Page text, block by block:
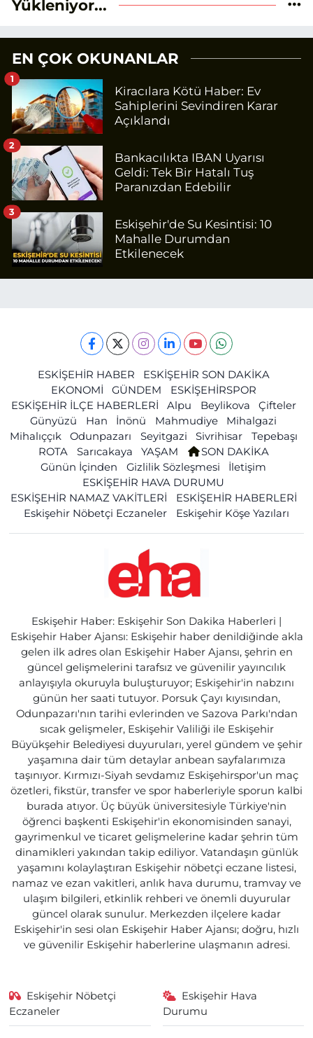
Yükleniyor...
EN ÇOK OKUNANLAR
Kiracılara Kötü Haber: Ev
Sahiplerini Sevindiren Karar
Açıklandı
1
Bankacılıkta IBAN Uyarısı
Geldi: Tek Bir Hatalı Tuş
Paranızdan Edebilir
2
Eskişehir'de Su Kesintisi: 10
Mahalle Durumdan
Etkilenecek
3
ESKİŞEHİR HABER
ESKİŞEHİR SON DAKİKA
EKONOMİ
GÜNDEM
ESKİŞEHİRSPOR
ESKİŞEHİR İLÇE HABERLERİ
Alpu Beylikova
Çifteler
Günyüzü
Han İnönü Mahmudiye
Mihalgazi
Mihalıççık
Odunpazarı Seyitgazi Sivrihisar
Tepebaşı
ROTA
Sarıcakaya YAŞAM
SON DAKİKA
Günün İçinden
Gizlilik Sözleşmesi
İletişim
ESKİŞEHİR HAVA DURUMU
ESKİŞEHİR NAMAZ VAKİTLERİ
ESKİŞEHİR HABERLERİ
Eskişehir Nöbetçi Eczaneler
Eskişehir Köşe Yazıları
Eskişehir Haber: Eskişehir Son Dakika Haberleri |
Eskişehir Haber Ajansı: Eskişehir haber denildiğinde akla
gelen ilk adres olan Eskişehir Haber Ajansı, şehrin en
güncel gelişmelerini tarafsız ve güvenilir yayıncılık
anlayışıyla okuruyla buluşturuyor; Eskişehir'in nabzını
günün her saati tutuyor. Porsuk Çayı kıyısından,
Odunpazarı'nın tarihi evlerinden ve Sazova Parkı'ndan
sıcak gelişmeler, Eskişehir Valiliği ile Eskişehir
Büyükşehir Belediyesi duyuruları, yerel gündem ve şehir
yaşamına dair tüm detaylar anbean sayfalarımıza
taşınıyor. Kırmızı-Siyah sevdamız Eskişehirspor'un maç
özetleri, fikstür, transfer ve spor haberleriyle sporun kalbi
burada atıyor. Üç büyük üniversitesiyle Türkiye'nin
öğrenci başkenti Eskişehir'in ekonomisinden sanayi,
gayrimenkul ve ticaret gelişmelerine kadar şehrin tüm
dinamikleri yakından takip ediliyor. Vatandaşın günlük
yaşamını kolaylaştıran Eskişehir nöbetçi eczane listesi,
namaz ve ezan vakitleri, anlık hava durumu, tramvay ve
ulaşım bilgileri, etkinlik rehberi ve önemli duyurular
güncel olarak sunulur. Merkezden ilçelere kadar
Eskişehir'in sesi olan Eskişehir Haber Ajansı; doğru, hızlı
ve güvenilir Eskişehir haberlerine ulaşmanın adresi.
Eskişehir Nöbetçi
Eczaneler
Eskişehir Hava
Durumu